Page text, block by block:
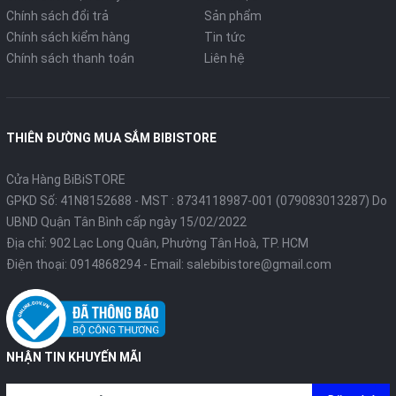
Chính sách đổi trả
Chính sách kiểm hàng
Chính sách thanh toán
Sản phẩm
Tin tức
Liên hệ
THIÊN ĐƯỜNG MUA SẮM BIBISTORE
Cửa Hàng BiBiSTORE
GPKD Số: 41N8152688 - MST : 8734118987-001 (079083013287) Do
UBND Quận Tân Bình cấp ngày 15/02/2022
Địa chỉ: 902 Lạc Long Quân, Phường Tân Hoà, TP. HCM
Điện thoại: 0914868294 - Email: salebibistore@gmail.com
NHẬN TIN KHUYẾN MÃI